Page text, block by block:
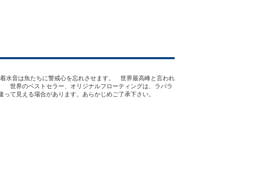
水音は魚たちに警戒心を忘れさせます。 世界最高峰と言われ
世界のベストセラー、オリジナルフローティングは、ラパラ
て見える場合があります。あらかじめご了承下さい。